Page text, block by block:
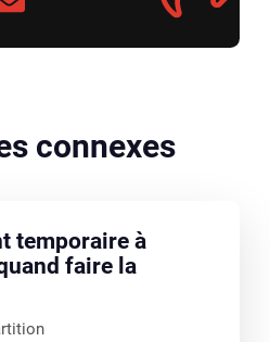
connexes
temporaire à
faire la